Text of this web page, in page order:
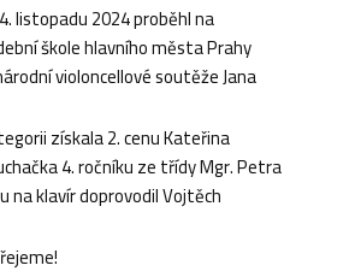
listopadu 2024 proběhl na
škole hlavního města Prahy
violoncellové soutěže Jana
získala 2. cenu Kateřina
4. ročníku ze třídy Mgr. Petra
na klavír doprovodil Vojtěch